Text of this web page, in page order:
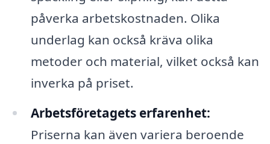
påverka arbetskostnaden. Olika
underlag kan också kräva olika
metoder och material, vilket också kan
inverka på priset.
Arbetsföretagets erfarenhet:
Priserna kan även variera beroende